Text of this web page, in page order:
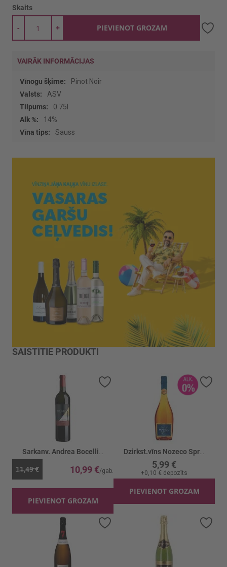
Skaits
+
- PIEVIENOT GROZAM
VAIRĀK INFORMĀCIJAS
Vairāk
informācijas
Pinot Noir
ASV
0.75l
14%
Sauss
SAISTĪTIE PRODUKTI
11,49 € 10,99 €
PIEVIENOT GROZAM
Pievienot vēlmju sarakstam
5,99 €
+0,10 € depozīts
PIEVIENOT GROZAM
Pievienot vēlmju sarakstam